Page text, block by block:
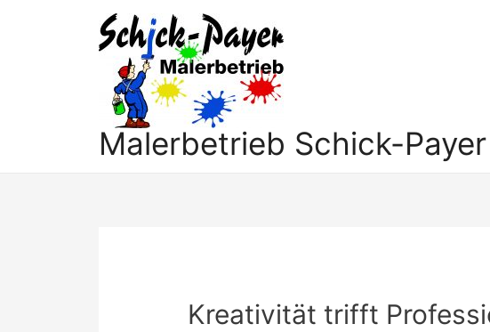
Malerbetrieb Schick-Payer
Kreativität trifft